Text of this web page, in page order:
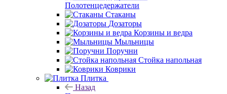
Полотенцедержатели
Стаканы
Дозаторы
Корзины и ведра
Мыльницы
Поручни
Стойка напольная
Коврики
Плитка
Назад